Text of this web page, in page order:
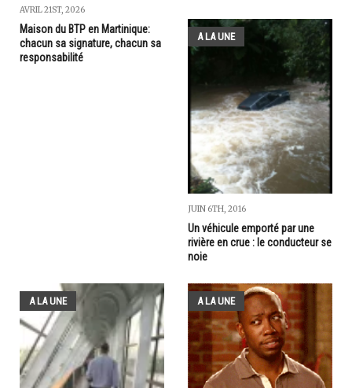
AVRIL 21ST, 2026
Maison du BTP en Martinique:
chacun sa signature, chacun sa
responsabilité
A LA UNE
JUIN 6TH, 2016
Un véhicule emporté par une
rivière en crue : le conducteur se
noie
A LA UNE A LA UNE